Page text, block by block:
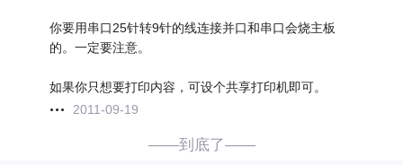
你要用串口25针转9针的线连接并口和串口会烧主板
的。一定要注意。
如果你只想要打印内容，可设个共享打印机即可。
2011-09-19
——到底了——